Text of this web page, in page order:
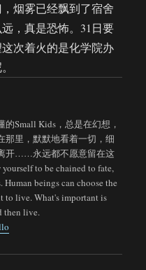
烟雾已经飘到了宿舍
，真是恐怖。31日要
次着火的是化学院办
Small Kids，总是在幻想，
那里，默默地看着一切，细
开……永远都不愿意留在这
to be chained to fate,
Human beings can choose the
to live. What's important is
then live.